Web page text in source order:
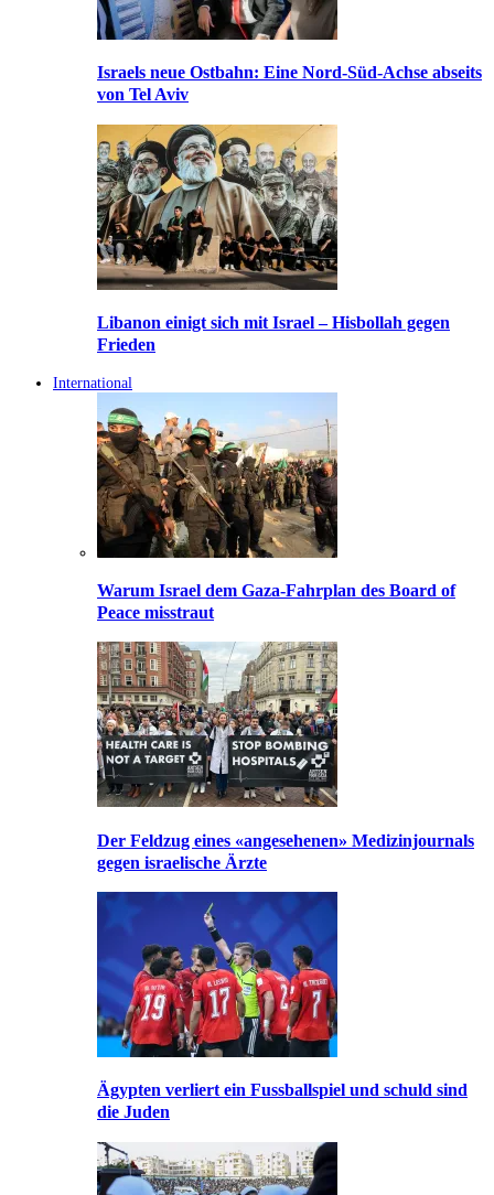
Israels neue Ostbahn: Eine Nord-Süd-Achse abseits
von Tel Aviv
Libanon einigt sich mit Israel – Hisbollah gegen
Frieden
International
Warum Israel dem Gaza-Fahrplan des Board of
Peace misstraut
Der Feldzug eines «angesehenen» Medizinjournals
gegen israelische Ärzte
Ägypten verliert ein Fussballspiel und schuld sind
die Juden